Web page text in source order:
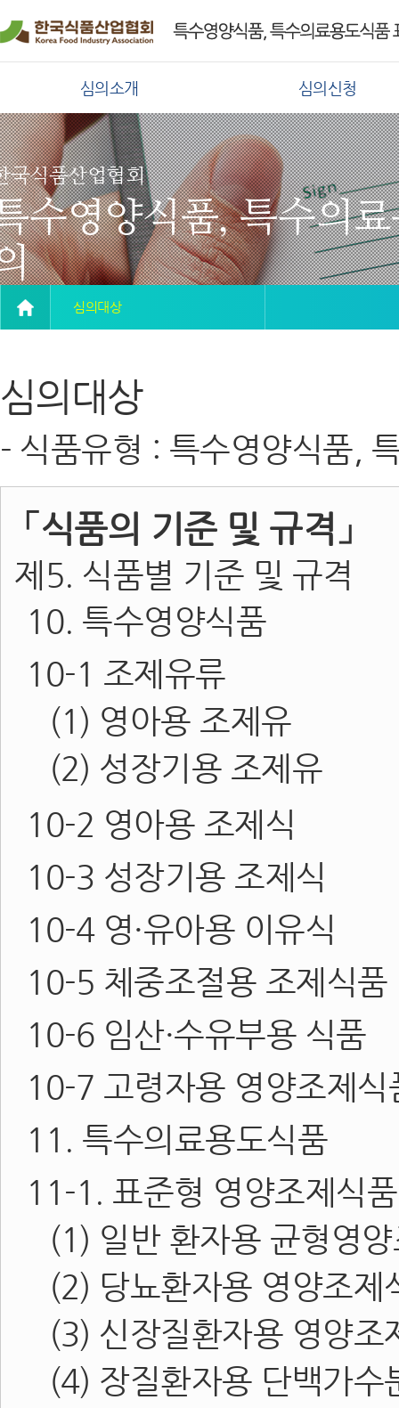
심의소개 심의신청
국식품산업협회
수영양식품, 특수의
심의대상
심의대상
- 식품유형 : 특수영양식품,
「식품의 기준 및 규격」
제5. 식품별 기준 및 규격
10. 특수영양식품
10-1 조제유류
(1) 영아용 조제유
(2) 성장기용 조제유
10-2 영아용 조제식
10-3 성장기용 조제식
10-4 영·유아용 이유식
10-5 체중조절용 조제식품
10-6 임산·수유부용 식품
10-7 고령자용 영양조제식
11. 특수의료용도식품
11-1. 표준형 영양조제식품
(1) 일반 환자용 균형영
(2) 당뇨환자용 영양조제
(3) 신장질환자용 영양조
(4) 장질환자용 단백가수